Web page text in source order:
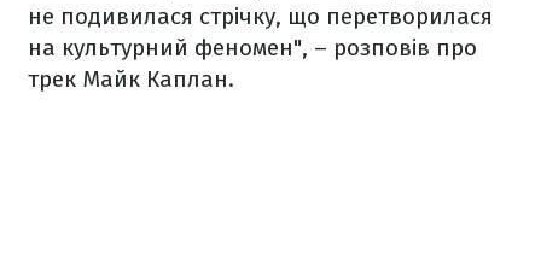
не подивилася стрічку, що перетворилася
на культурний феномен", – розповів про
трек Майк Каплан.